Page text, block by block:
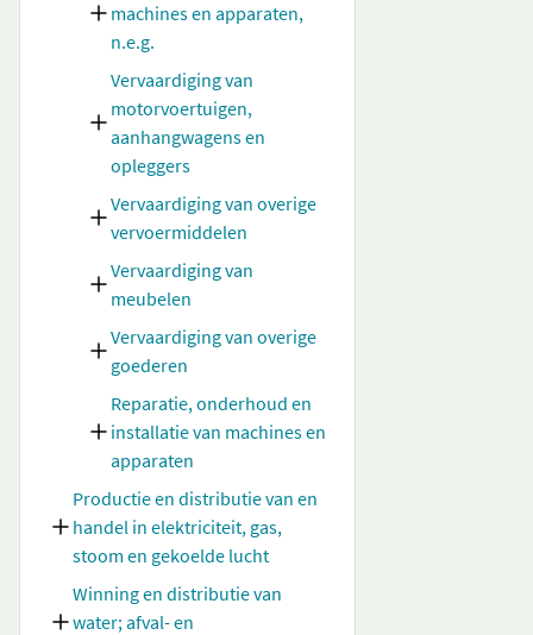
machines en apparaten,
n.e.g.
Vervaardiging van
motorvoertuigen,
aanhangwagens en
opleggers
Vervaardiging van overige
vervoermiddelen
Vervaardiging van
meubelen
Vervaardiging van overige
goederen
Reparatie, onderhoud en
installatie van machines en
apparaten
Productie en distributie van en
handel in elektriciteit, gas,
stoom en gekoelde lucht
Winning en distributie van
water; afval- en